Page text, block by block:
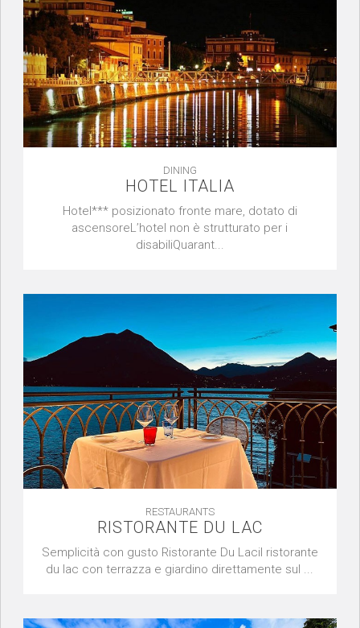
DINING
HOTEL ITALIA
Hotel*** posizionato fronte mare, dotato di
ascensoreL’hotel non è strutturato per i
disabiliQuarant...
RESTAURANTS
RISTORANTE DU LAC
Semplicità con gusto Ristorante Du Lacil ristorante
du lac con terrazza e giardino direttamente sul ...